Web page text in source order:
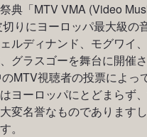
典「MTV VMA (Video
りにヨーロッパ最大級
ルディナンド、モグワ
グラスゴーを舞台に開催さ
MTV視聴者の投票によ
ヨーロッパにとどまらず
変名誉なものであります
。